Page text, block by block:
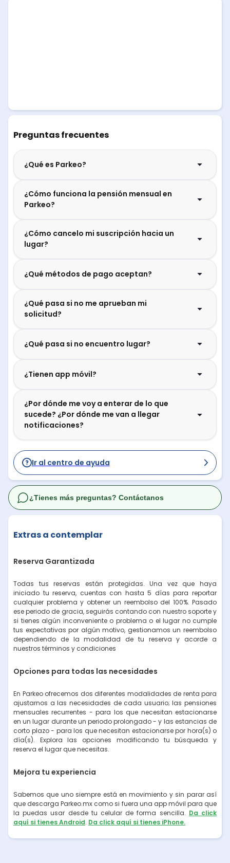
Preguntas frecuentes
¿Qué es Parkeo?
¿Cómo funciona la pensión mensual en
Parkeo?
¿Cómo cancelo mi suscripción hacia un
lugar?
¿Qué métodos de pago aceptan?
¿Qué pasa si no me aprueban mi
solicitud?
¿Qué pasa si no encuentro lugar?
¿Tienen app móvil?
¿Por dónde me voy a enterar de lo que
sucede? ¿Por dónde me van a llegar
notificaciones?
Ir al centro de ayuda
Extras a contemplar
Reserva Garantizada
Todas tus reservas están protegidas. Una vez que haya
iniciado tu reserva, cuentas con hasta 5 días para reportar
cualquier problema y obtener un reembolso del 100%. Pasado
ese periodo de gracia, seguirás contando con nuestro soporte y
si tienes algún inconveniente o problema o el lugar no cumple
tus expectativas por algún motivo, gestionamos un reembolso
dependiendo de la modalidad de tu reserva y acorde a
nuestros términos y condiciones
Opciones para todas las necesidades
En Parkeo ofrecemos dos diferentes modalidades de renta para
ajustarnos a las necesidades de cada usuario; las pensiones
mensuales recurrentes - para los que necesitan estacionarse
en un lugar durante un periodo prolongado - y las estancias de
corto plazo - para los que necesitan estacionarse por hora(s) o
día(s). Explora las opciones modificando tu búsqueda y
reserva el lugar que necesitas.
Mejora tu experiencia
Sabemos que uno siempre está en movimiento y sin parar así
que descarga Parkeo.mx como si fuera una app móvil para que
la puedas usar desde tu celular de forma sencilla. Da click
aquí si tienes Android. Da click aquí si tienes iPhone.
¿Tienes más preguntas? Contáctanos